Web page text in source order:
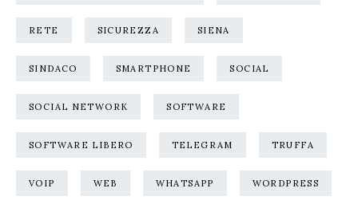
RETE SICUREZZA SIENA
SINDACO SMARTPHONE SOCIAL
SOCIAL NETWORK SOFTWARE
SOFTWARE LIBERO TELEGRAM TRUFFA
VOIP WEB WHATSAPP WORDPRESS